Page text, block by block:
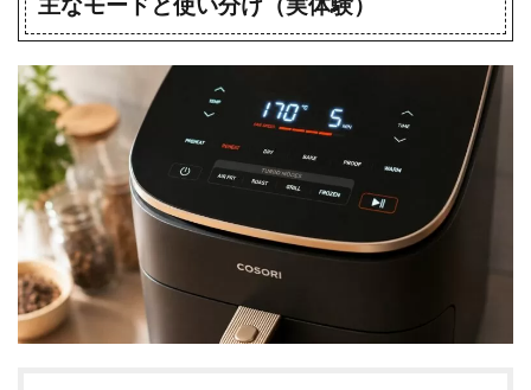
主なモードと使い分け（実体験）